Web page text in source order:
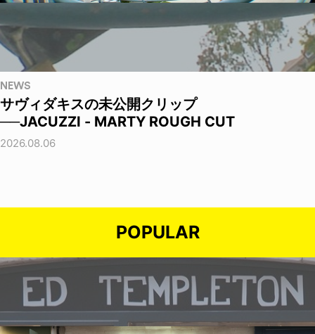
NEWS
サヴィダキスの未公開クリップ
──JACUZZI - MARTY ROUGH CUT
2026.08.06
POPULAR